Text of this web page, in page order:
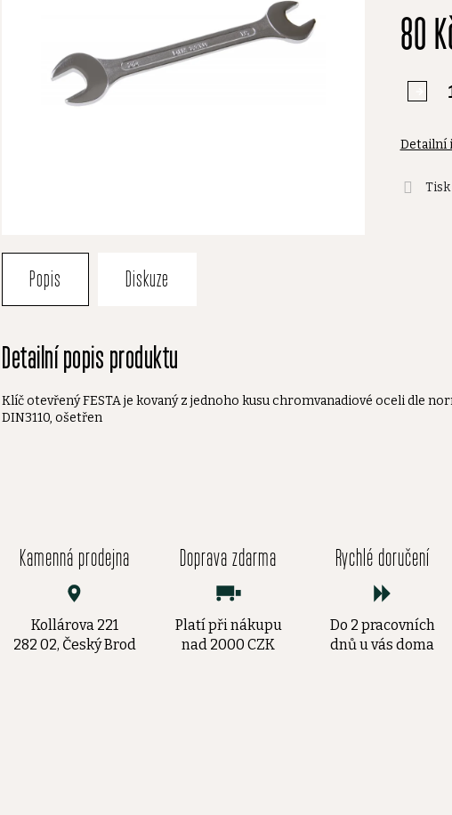
0,0
z
80
Detailní
Tisk
Popis Diskuze
Detailní popis produktu
Klíč otevřený FESTA je kovaný z jednoho kusu chromvanadiové oceli dle
DIN3110, ošetřen
Kamenná prodejna
Kollárova 221
282 02, Český Brod
Doprava zdarma
Platí při nákupu
nad 2000 CZK
Rychlé doručení
Do 2 pracovních
dnů u vás doma